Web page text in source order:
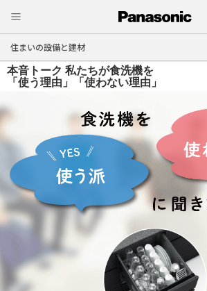
住まいの設備と建材
本音トーク 私たちが食洗機を
「使う理由」「使わない理由」